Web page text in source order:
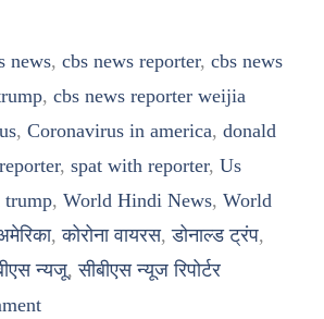
news, cbs news reporter, cbs news
, cbs news reporter weijia
, Coronavirus in america, donald
, spat with reporter, Us
trump, World Hindi News, World
,कोरोना वायरस,डोनाल्ड ट्रंप,
न्यजू,सीबीएस न्यूज रिपोर्टर